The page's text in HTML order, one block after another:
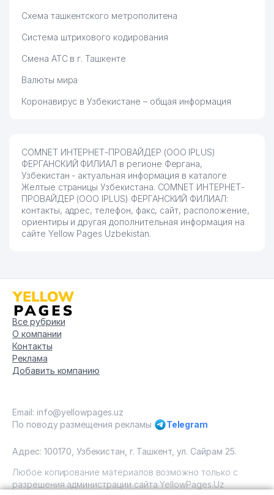
Схема ташкентского метрополитена
Система штрихового кодирования
Смена АТС в г. Ташкенте
Валюты мира
Коронавирус в Узбекистане – общая информация
COMNET ИНТЕРНЕТ-ПРОВАЙДЕР (ООО IPLUS)
ФЕРГАНСКИЙ ФИЛИАЛ в регионе Фергана,
Узбекистан - актуальная информация в каталоге
Желтые страницы Узбекистана. COMNET ИНТЕРНЕТ-
ПРОВАЙДЕР (ООО IPLUS) ФЕРГАНСКИЙ ФИЛИАЛ:
контакты, адрес, телефон, факс, сайт, расположение,
ориентиры и другая дополнительная информация на
сайте Yellow Pages Uzbekistan.
Все рубрики
О компании
Контакты
Реклама
Добавить компанию
Email: info@yellowpages.uz
По поводу размещения рекламы
Telegram
Адрес: 100170, Узбекистан, г. Ташкент, ул. Сайрам 25.
Любое копирование материалов возможно только с
разрешения администрации сайта YellowPages.Uz